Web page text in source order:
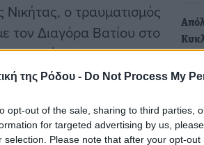
της Ρόδου - Do Not Process My
opt-out of the sale, sharing to third parties,
for targeted advertising by us,
selection. Please note that after your opt-
ο τραυματισμός
τον Διαγόρα Βατίου στο
επιπόλαιος.
Στη